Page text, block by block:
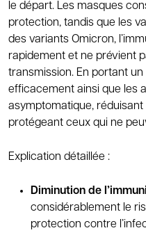
le départ. Les masques
protection, tandis que les
des variants Omicron,
rapidement et ne prévient
transmission. En portant
efficacement ainsi que les
asymptomatique, réduisant
protégeant ceux qui ne
Explication détaillée :
Diminution de
considérablement le
protection contre